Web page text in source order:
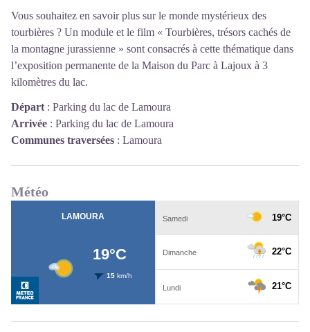
Vous souhaitez en savoir plus sur le monde mystérieux des
tourbières ? Un module et le film « Tourbières, trésors cachés de
la montagne jurassienne » sont consacrés à cette thématique dans
l’exposition permanente de la Maison du Parc à Lajoux à 3
kilomètres du lac.
Départ : Parking du lac de Lamoura
Arrivée : Parking du lac de Lamoura
Communes traversées : Lamoura
Météo